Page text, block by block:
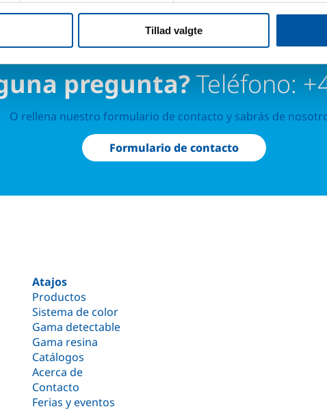
Tillad valgte
pregunta?Teléfono:
O rellena nuestro formulario de contacto y sabrás de
Formulario de contacto
Atajos
Productos
Sistema de color
Gama detectable
Gama resina
Catálogos
Acerca de
Contacto
Ferias y eventos